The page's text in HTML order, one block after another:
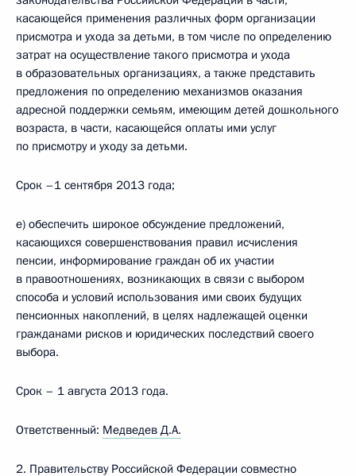
касающейся применения различных форм организации
присмотра и ухода за детьми, в том числе по определению
затрат на осуществление такого присмотра и ухода
в образовательных организациях, а также представить
предложения по определению механизмов оказания
адресной поддержки семьям, имеющим детей дошкольного
возраста, в части, касающейся оплаты ими услуг
по присмотру и уходу за детьми.
Срок –1 сентября 2013 года;
е) обеспечить широкое обсуждение предложений,
касающихся совершенствования правил исчисления
пенсии, информирование граждан об их участии
в правоотношениях, возникающих в связи с выбором
способа и условий использования ими своих будущих
пенсионных накоплений, в целях надлежащей оценки
гражданами рисков и юридических последствий своего
выбора.
Срок – 1 августа 2013 года.
Ответственный: Медведев Д.А.
2. Правительству Российской Федерации совместно